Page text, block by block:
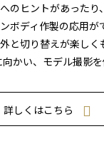
のヒントがあったり
ボディ作製の応用が
と切り替えが楽しく
かい、モデル撮影
詳しくはこちら